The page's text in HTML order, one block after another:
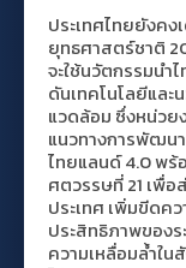
ประเทศไทยยังค
ยุทธศาสตร์ชาติ
จะใช้นวัตกรรมน
ดันเทคโนโลยีแล
แวดล้อม ซึ่งหน่วย
แนวทางการพัฒน
ไทยแลนด์ 4.0 พร้
ศตวรรษที่ 21 เพื่อ
ประเทศ เพิ่มขีดค
ประสิทธิภาพของ
ความเหลื่อมล้ำใ